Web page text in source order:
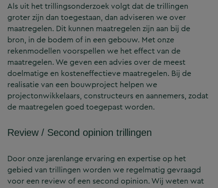
Als uit het trillingsonderzoek volgt dat de trillingen
groter zijn dan toegestaan, dan adviseren we over
maatregelen. Dit kunnen maatregelen zijn aan bij de
bron, in de bodem of in een gebouw. Met onze
rekenmodellen voorspellen we het effect van de
maatregelen. We geven een advies over de meest
doelmatige en kosteneffectieve maatregelen. Bij de
realisatie van een bouwproject helpen we
projectonwikkelaars, constructeurs en aannemers, zodat
de maatregelen goed toegepast worden.
Review / Second opinion trillingen
Door onze jarenlange ervaring en expertise op het
gebied van trillingen worden we regelmatig gevraagd
voor een review of een second opinion. Wij weten wat